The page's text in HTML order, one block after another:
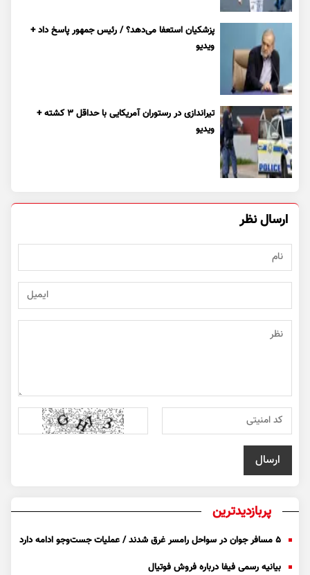
پزشکیان استعفا می‌دهد؟ / رئیس جمهور پاسخ داد +
ویدیو
تیراندازی در رستوران آمریکایی با حداقل ۳ کشته +
ویدیو
ارسال نظر
پربازدیدترین
۵ مسافر جوان در سواحل رامسر غرق شدند / عملیات جست‌و‌جو ادامه دارد
بیانیه رسمی فیفا درباره فروش فوتیال